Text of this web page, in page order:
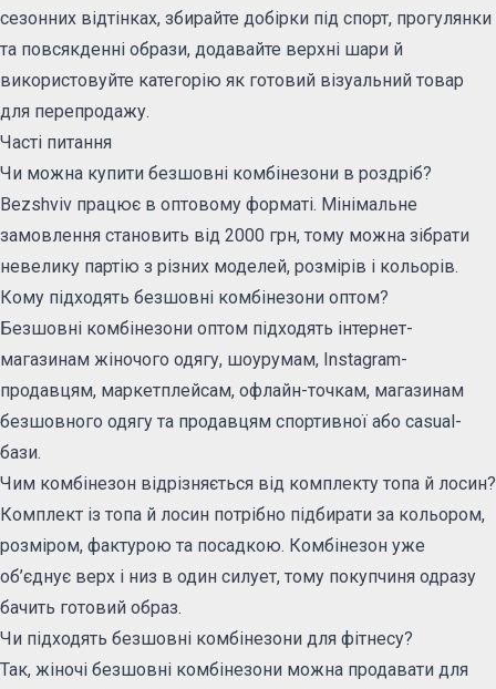
сезонних відтінках, збирайте добірки під спорт, прогулянки
та повсякденні образи, додавайте верхні шари й
використовуйте категорію як готовий візуальний товар
для перепродажу.
Часті питання
Чи можна купити безшовні комбінезони в роздріб?
Bezshviv працює в оптовому форматі. Мінімальне
замовлення становить від 2000 грн, тому можна зібрати
невелику партію з різних моделей, розмірів і кольорів.
Кому підходять безшовні комбінезони оптом?
Безшовні комбінезони оптом підходять інтернет-
магазинам жіночого одягу, шоурумам, Instagram-
продавцям, маркетплейсам, офлайн-точкам, магазинам
безшовного одягу та продавцям спортивної або casual-
бази.
Чим комбінезон відрізняється від комплекту топа й лосин?
Комплект із топа й лосин потрібно підбирати за кольором,
розміром, фактурою та посадкою. Комбінезон уже
об’єднує верх і низ в один силует, тому покупчиня одразу
бачить готовий образ.
Чи підходять безшовні комбінезони для фітнесу?
Так, жіночі безшовні комбінезони можна продавати для